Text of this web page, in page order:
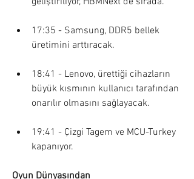
17:35 - Samsung, DDR5 bellek
üretimini arttıracak.
18:41 - Lenovo, ürettiği cihazların
büyük kısmının kullanıcı tarafından
onarılır olmasını sağlayacak.
19:41 - Çizgi Tagem ve MCU-Turkey
kapanıyor.
Oyun Dünyasından